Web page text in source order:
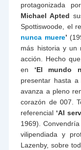
protagonizada
Michael Apted
Spottiswoode, el
nunca muere’
más historia y un
acción. Hecho
en ‘El mundo
presentar hasta
avanza a pleno
corazón de 007.
referencial ‘Al
1969).
vilipendiada y
Lazenby, sobre